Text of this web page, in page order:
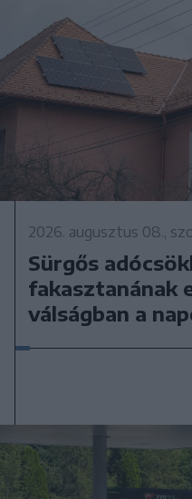
2026. augusztus 08.,
Sürgős
fakasztanának
válságban a